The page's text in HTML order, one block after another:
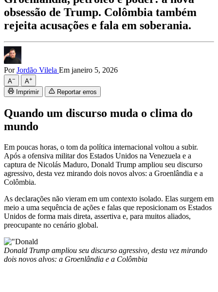
obsessão de Trump. Colômbia também
rejeita acusações e fala em soberania.
PorJordão Vilela Em janeiro 5, 2026
A− A+
Imprimir Reportar erros
Quando um discurso muda o clima do
mundo
Em poucas horas, o tom da política internacional voltou a subir.
Após a ofensiva militar dos Estados Unidos na Venezuela e a
captura de Nicolás Maduro, Donald Trump ampliou seu discurso
agressivo, desta vez mirando dois novos alvos: a Groenlândia e a
Colômbia.
As declarações não vieram em um contexto isolado. Elas surgem em
meio a uma sequência de ações e falas que reposicionam os Estados
Unidos de forma mais direta, assertiva e, para muitos aliados,
preocupante no cenário global.
Donald Trump ampliou seu discurso agressivo, desta vez mirando
dois novos alvos: a Groenlândia e a Colômbia